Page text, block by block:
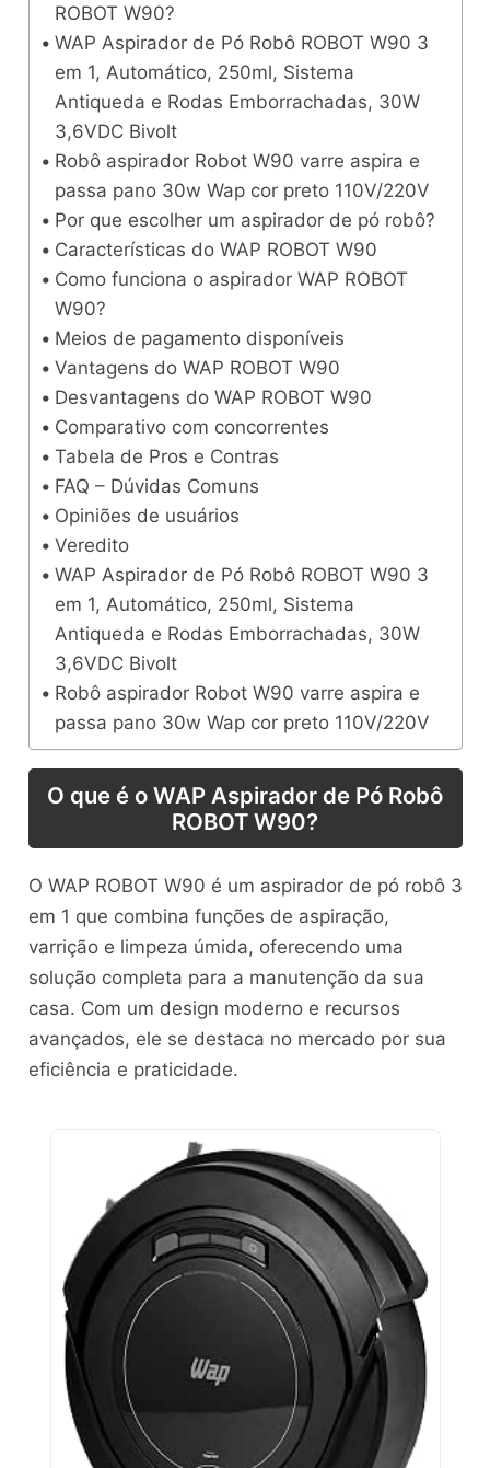
ROBOT W90?
WAP Aspirador de Pó Robô ROBOT W90 3
em 1, Automático, 250ml, Sistema
Antiqueda e Rodas Emborrachadas, 30W
3,6VDC Bivolt
Robô aspirador Robot W90 varre aspira e
passa pano 30w Wap cor preto 110V/220V
Por que escolher um aspirador de pó robô?
Características do WAP ROBOT W90
Como funciona o aspirador WAP ROBOT
W90?
Meios de pagamento disponíveis
Vantagens do WAP ROBOT W90
Desvantagens do WAP ROBOT W90
Comparativo com concorrentes
Tabela de Pros e Contras
FAQ – Dúvidas Comuns
Opiniões de usuários
Veredito
WAP Aspirador de Pó Robô ROBOT W90 3
em 1, Automático, 250ml, Sistema
Antiqueda e Rodas Emborrachadas, 30W
3,6VDC Bivolt
Robô aspirador Robot W90 varre aspira e
passa pano 30w Wap cor preto 110V/220V
O que é o WAP Aspirador de Pó Robô
ROBOT W90?
O WAP ROBOT W90 é um aspirador de pó robô 3
em 1 que combina funções de aspiração,
varrição e limpeza úmida, oferecendo uma
solução completa para a manutenção da sua
casa. Com um design moderno e recursos
avançados, ele se destaca no mercado por sua
eficiência e praticidade.